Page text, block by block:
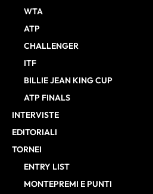
WTA
ATP
CHALLENGER
ITF
BILLIE JEAN KING CUP
ATP FINALS
INTERVISTE
EDITORIALI
TORNEI
ENTRY LIST
MONTEPREMI E PUNTI